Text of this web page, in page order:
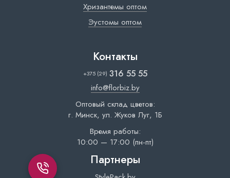
Хризантемы оптом
Эустомы оптом
Контакты
+375 (29) 316 55 55
info@florbiz.by
Оптовый склад цветов:
г. Минск, ул. Жуков Луг, 1Б
Время работы:
10:00 — 17:00 (пн-пт)
Партнеры